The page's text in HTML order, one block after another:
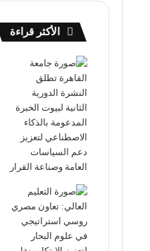
الأكثر قراءة